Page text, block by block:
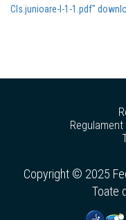
Cls.junioare-I-1-1.pdf"
Copyright © 2025
Toate